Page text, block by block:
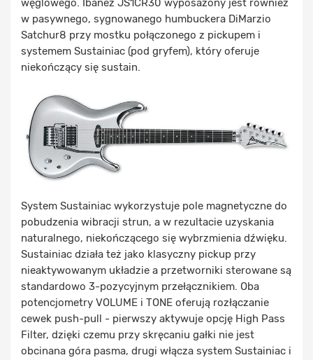
węglowego. Ibanez JS1CR30 wyposażony jest również
w pasywnego, sygnowanego humbuckera DiMarzio
Satchur8 przy mostku połączonego z pickupem i
systemem Sustainiac (pod gryfem), który oferuje
niekończący się sustain.
System Sustainiac wykorzystuje pole magnetyczne do
pobudzenia wibracji strun, a w rezultacie uzyskania
naturalnego, niekończącego się wybrzmienia dźwięku.
Sustainiac działa też jako klasyczny pickup przy
nieaktywowanym układzie a przetworniki sterowane są
standardowo 3-pozycyjnym przełącznikiem. Oba
potencjometry VOLUME i TONE oferują rozłączanie
cewek push-pull - pierwszy aktywuje opcję High Pass
Filter, dzięki czemu przy skręcaniu gałki nie jest
obcinana góra pasma, drugi włącza system Sustainiac i